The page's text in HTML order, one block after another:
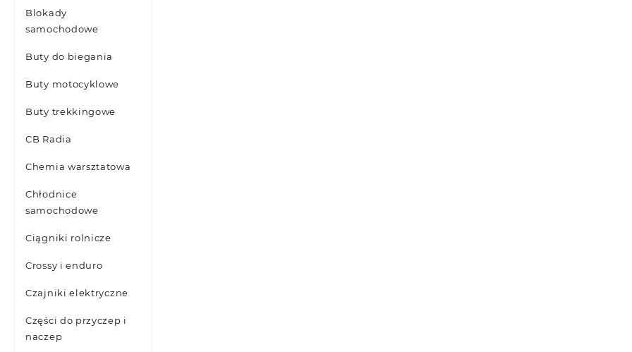
Blokady
samochodowe
Buty do biegania
Buty motocyklowe
Buty trekkingowe
CB Radia
Chemia warsztatowa
Chłodnice
samochodowe
Ciągniki rolnicze
Crossy i enduro
Czajniki elektryczne
Części do przyczep i
naczep